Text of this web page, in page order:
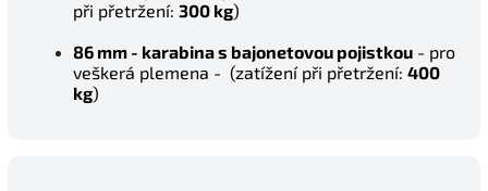
při přetržení: 300 kg)
86 mm - karabina s bajonetovou pojistkou - pro
veškerá plemena - (zatížení při přetržení: 400
kg)